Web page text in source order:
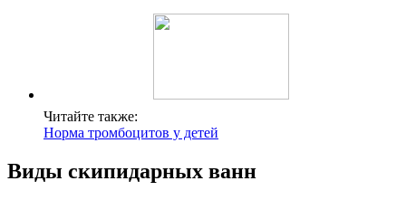
Читайте также:
Норма тромбоцитов у детей
Виды скипидарных ванн